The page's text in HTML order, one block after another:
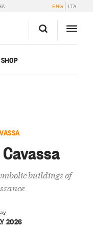
ENG ITA
SHOP
buildings of
2026